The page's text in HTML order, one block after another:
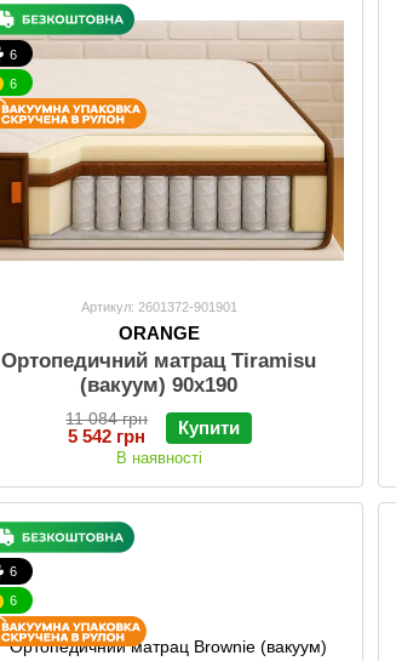
6
6
Артикул: 2601372-901901
ORANGE
Ортопедичний матрац Tiramisu
(вакуум) 90х190
11 084 грн
5 542 грн Купити
В наявності
6
6